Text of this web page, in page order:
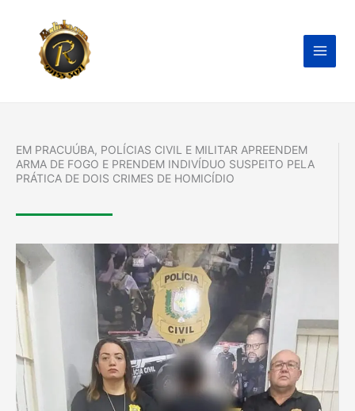
conteúdo
EM PRACUÚBA, POLÍCIAS CIVIL E MILITAR APREENDEM
ARMA DE FOGO E PRENDEM INDIVÍDUO SUSPEITO PELA
PRÁTICA DE DOIS CRIMES DE HOMICÍDIO